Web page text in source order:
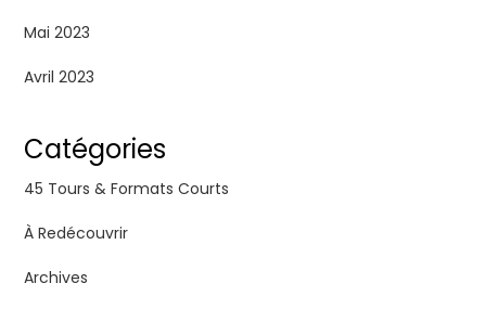
Mai 2023
Avril 2023
Catégories
45 Tours & Formats Courts
À Redécouvrir
Archives